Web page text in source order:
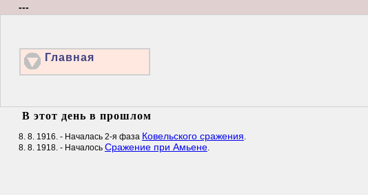
---
Главная
В этот день в прошлом
8. 8. 1916. - Началась 2-я фаза Ковельского сражения.
8. 8. 1918. - Началось Сражение при Амьене.